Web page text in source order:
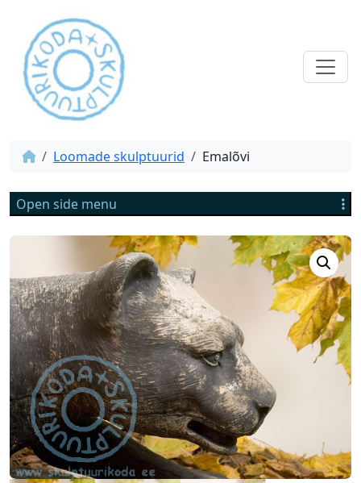
Loomade skulptuurid Emalõvi
Open side menu